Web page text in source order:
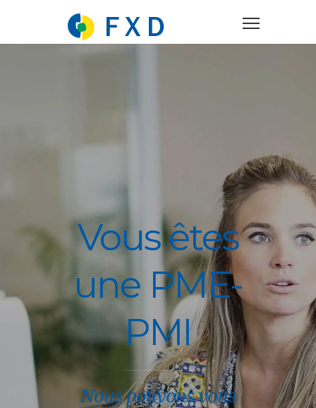
Vous êtes
une PME-
PMI
Nous pouvons vous